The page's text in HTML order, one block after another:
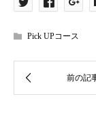
Pick UPコース